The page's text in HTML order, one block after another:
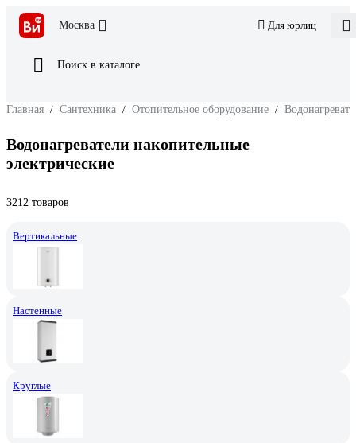
Москва Для юрлиц
Поиск в каталоге
Главная / Сантехника / Отопительное оборудование /
Водонагреватели накопительные
электрические
3212 товаров
Вертикальные
Настенные
Круглые